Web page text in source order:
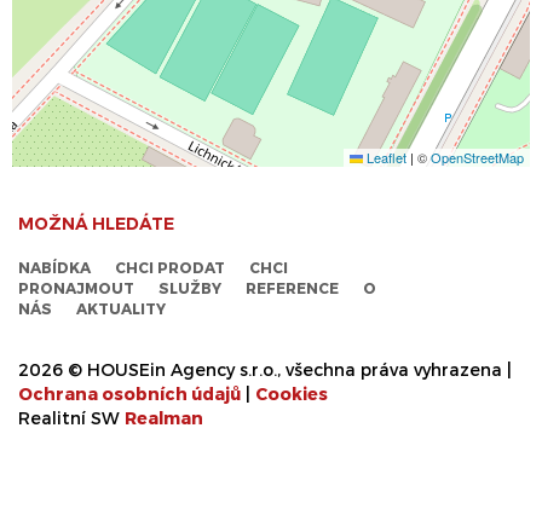
Leaflet | ©OpenStreetMap
MOŽNÁ HLEDÁTE
NABÍDKA CHCI PRODAT
CHCI
PRONAJMOUT
SLUŽBY REFERENCE
O
NÁS
AKTUALITY
2026 © HOUSEin Agency s.r.o., všechna práva vyhrazena |
Ochrana osobních údajů
Cookies
Realitní SW Realman